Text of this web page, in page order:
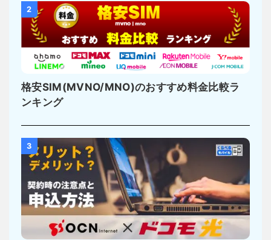
2
格安SIM(MVNO/MNO)のおすすめ料金比較ラ
ンキング
3